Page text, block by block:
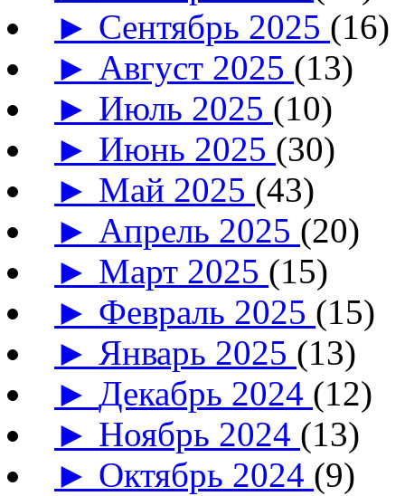
► Сентябрь 2025 (16)
► Август 2025 (13)
► Июль 2025 (10)
► Июнь 2025 (30)
► Май 2025 (43)
► Апрель 2025 (20)
► Март 2025 (15)
► Февраль 2025 (15)
► Январь 2025 (13)
►Декабрь 2024 (12)
► Ноябрь 2024 (13)
► Октябрь 2024 (9)